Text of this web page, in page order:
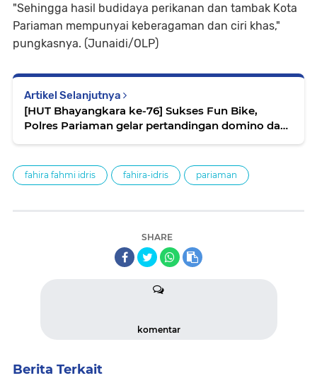
"Sehingga hasil budidaya perikanan dan tambak Kota
Pariaman mempunyai keberagaman dan ciri khas,"
pungkasnya. (Junaidi/OLP)
Artikel Selanjutnya
[HUT Bhayangkara ke-76] Sukses Fun Bike,
Polres Pariaman gelar pertandingan domino dan
fahira fahmi idris fahira-idris pariaman
SHARE
komentar
Berita Terkait